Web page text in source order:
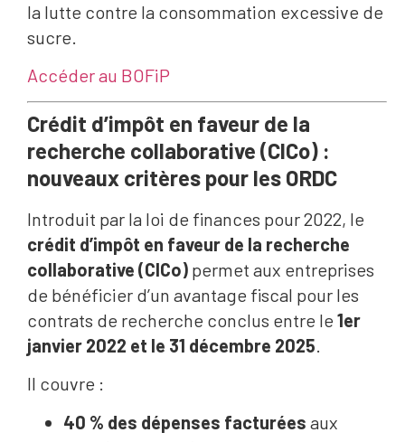
la lutte contre la consommation excessive de
sucre.
Accéder au BOFiP
Crédit d’impôt en faveur de la
recherche collaborative (CICo) :
nouveaux critères pour les ORDC
Introduit par la loi de finances pour 2022, le
crédit d’impôt en faveur de la recherche
collaborative (CICo) permet aux entreprises
de bénéficier d’un avantage fiscal pour les
contrats de recherche conclus entre le 1er
janvier 2022 et le 31 décembre 2025.
Il couvre :
40 % des dépenses facturées aux